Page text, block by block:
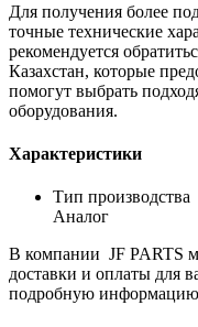
Для получения более
точные технические
рекомендуется
Казахстан, которые
помогут выбрать
оборудования.
Характеристики
Тип производства
Аналог
В компании JF PARTS
доставки и оплаты для
подробную информацию